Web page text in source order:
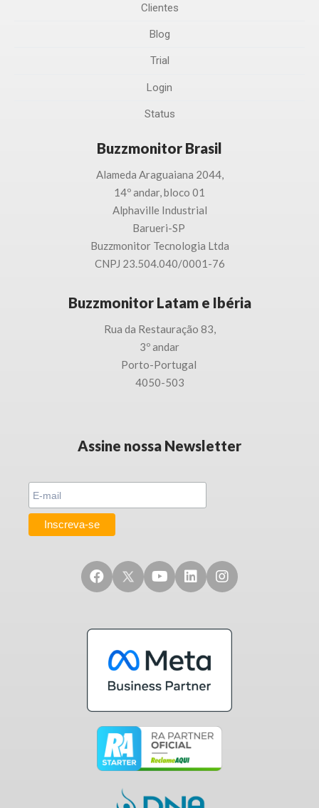
Clientes
Blog
Trial
Login
Status
Buzzmonitor Brasil
Alameda Araguaiana 2044,
14º andar, bloco 01
Alphaville Industrial
Barueri-SP
Buzzmonitor Tecnologia Ltda
CNPJ 23.504.040/0001-76
Buzzmonitor Latam e Ibéria
Rua da Restauração 83,
3º andar
Porto-Portugal
4050-503
Assine nossa Newsletter